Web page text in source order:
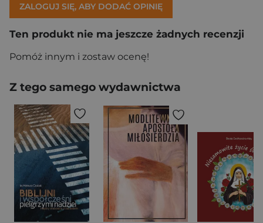
ZALOGUJ SIĘ, ABY DODAĆ OPINIĘ
Ten produkt nie ma jeszcze żadnych recenzji
Pomóż innym i zostaw ocenę!
Z tego samego wydawnictwa